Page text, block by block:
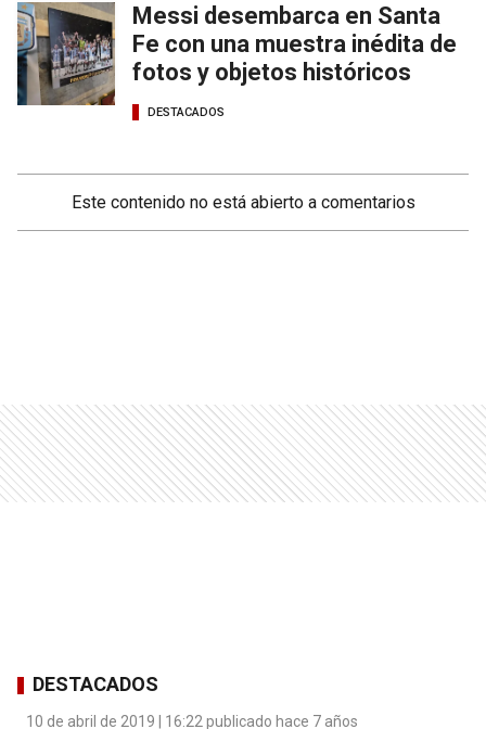
Messi desembarca en Santa
Fe con una muestra inédita de
fotos y objetos históricos
DESTACADOS
Este contenido no está abierto a comentarios
DESTACADOS
10 de abril de 2019 | 16:22 publicado hace 7 años